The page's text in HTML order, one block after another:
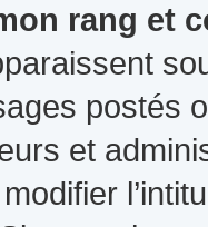
rang et
postés
et